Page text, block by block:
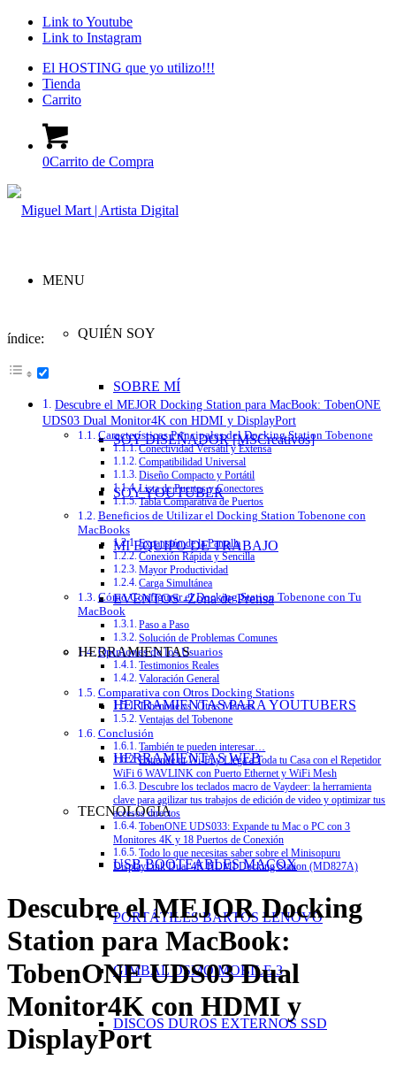
Link to Youtube
Link to Instagram
El HOSTING que yo utilizo!!!
Tienda
Carrito
0Carrito de Compra
MENU
QUIÉN SOY
SOBRE MÍ
SOY DISEÑADOR [MSCreativos]
SOY YOUTUBER
MI EQUIPO DE TRABAJO
EVENTOS -Zona de Prensa
HERRAMIENTAS
HERRAMIENTAS PARA YOUTUBERS
HERRAMIENTAS WEB
TECNOLOGÍA
USB BOOTEABLES MACOX
PORTÁTILES BARTOS LENOVO
GIMBAL OSMO MOBILE 3
DISCOS DUROS EXTERNOS SSD
índice:
Descubre el MEJOR Docking Station para MacBook: TobenONE
UDS03 Dual Monitor4K con HDMI y DisplayPort
Características Principales del Docking Station Tobenone
Conectividad Versátil y Extensa
Compatibilidad Universal
Diseño Compacto y Portátil
Lista de Puertos y Conectores
Tabla Comparativa de Puertos
Beneficios de Utilizar el Docking Station Tobenone con
MacBooks
Expansión de la Pantalla
Conexión Rápida y Sencilla
Mayor Productividad
Carga Simultánea
Cómo Configurar el Docking Station Tobenone con Tu
MacBook
Paso a Paso
Solución de Problemas Comunes
Opiniones de los Usuarios
Testimonios Reales
Valoración General
Comparativa con Otros Docking Stations
Tobenone vs. Otras Marcas
Ventajas del Tobenone
Conclusión
También te pueden interesar…
Extiende tu Wi-Fi y Llega a Toda tu Casa con el Repetidor
WiFi 6 WAVLINK con Puerto Ethernet y WiFi Mesh
Descubre los teclados macro de Vaydeer: la herramienta
clave para agilizar tus trabajos de edición de video y optimizar tus
accesos directos
TobenONE UDS033: Expande tu Mac o PC con 3
Monitores 4K y 18 Puertos de Conexión
Todo lo que necesitas saber sobre el Minisopuru
DisplayLink Dual 4K HDMI Docking Station (MD827A)
Descubre el MEJOR Docking
Station para MacBook:
TobenONE UDS03 Dual
Monitor4K con HDMI y
DisplayPort